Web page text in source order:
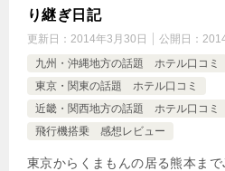
り継ぎ日記
更新日： 2014年3月30日 公開日：
九州・沖縄地方の話題 ホテル口コミ
東京・関東の話題 ホテル口コミ
近畿・関西地方の話題 ホテル口コミ
飛行機搭乗 感想レビュー
東京からくまもんの居る熊本ま